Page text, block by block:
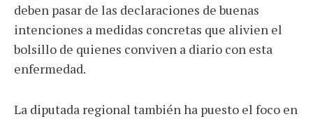
deben pasar de las declaraciones de buenas
intenciones a medidas concretas que alivien el
bolsillo de quienes conviven a diario con esta
enfermedad.
La diputada regional también ha puesto el foco en